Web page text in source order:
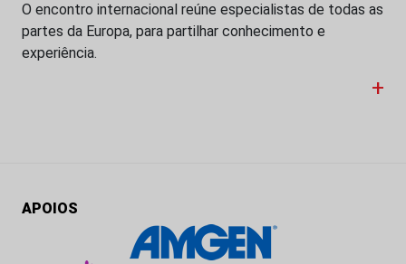
O encontro internacional reúne especialistas de todas as
partes da Europa, para partilhar conhecimento e
experiência.
+
APOIOS